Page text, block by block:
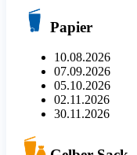
Papier
10.08.2026
07.09.2026
05.10.2026
02.11.2026
30.11.2026